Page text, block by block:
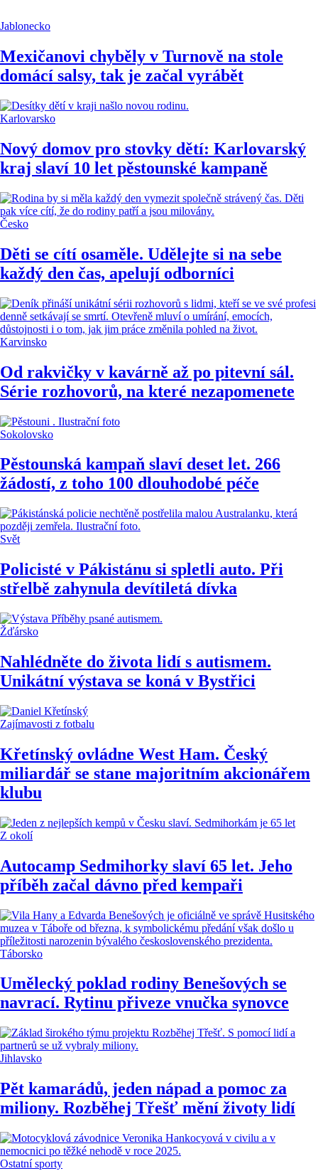
Jablonecko
Mexičanovi chyběly v Turnově na stole
domácí salsy, tak je začal vyrábět
Karlovarsko
Nový domov pro stovky dětí: Karlovarský
kraj slaví 10 let pěstounské kampaně
Česko
Děti se cítí osaměle. Udělejte si na sebe
každý den čas, apelují odborníci
Karvinsko
Od rakvičky v kavárně až po pitevní sál.
Série rozhovorů, na které nezapomenete
Sokolovsko
Pěstounská kampaň slaví deset let. 266
žádostí, z toho 100 dlouhodobé péče
Svět
Policisté v Pákistánu si spletli auto. Při
střelbě zahynula devítiletá dívka
Žďársko
Nahlédněte do života lidí s autismem.
Unikátní výstava se koná v Bystřici
Zajímavosti z fotbalu
Křetínský ovládne West Ham. Český
miliardář se stane majoritním akcionářem
klubu
Z okolí
Autocamp Sedmihorky slaví 65 let. Jeho
příběh začal dávno před kempaři
Táborsko
Umělecký poklad rodiny Benešových se
navrací. Rytinu přiveze vnučka synovce
Jihlavsko
Pět kamarádů, jeden nápad a pomoc za
miliony. Rozběhej Třešť mění životy lidí
Ostatní sporty